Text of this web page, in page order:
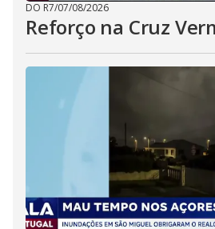
DO R7/07/08/2026
Reforço na Cruz